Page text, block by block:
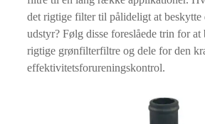
det rigtige filter til pålideligt at beskytte
udstyr? Følg disse foreslåede trin for at
rigtige grønfilterfiltre og dele for den
effektivitetsforureningskontrol.